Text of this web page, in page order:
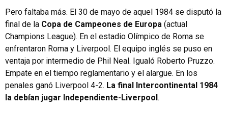
Pero faltaba más. El 30 de mayo de aquel 1984 se disputó la
final de la Copa de Campeones de Europa (actual
Champions League). En el estadio Olímpico de Roma se
enfrentaron Roma y Liverpool. El equipo inglés se puso en
ventaja por intermedio de Phil Neal. Igualó Roberto Pruzzo.
Empate en el tiempo reglamentario y el alargue. En los
penales ganó Liverpool 4-2. La final Intercontinental 1984
la debían jugar Independiente-Liverpool.